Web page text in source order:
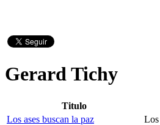
Gerard Tichy
Titulo
Los ases buscan la paz
Los